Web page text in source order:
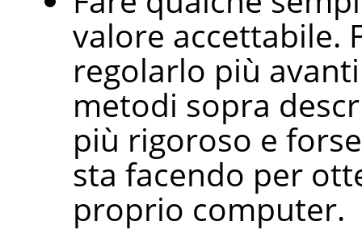
valore accettabile.
regolarlo più
metodi sopra
più rigoroso e
sta facendo per
proprio computer.